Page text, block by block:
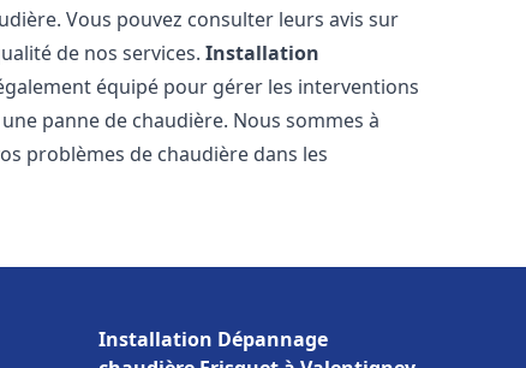
Vous pouvez consulter leurs avis sur
de nos services.Installation
équipé pour gérer les interventions
panne de chaudière. Nous sommes à
problèmes de chaudière dans les
Installation Dépannage